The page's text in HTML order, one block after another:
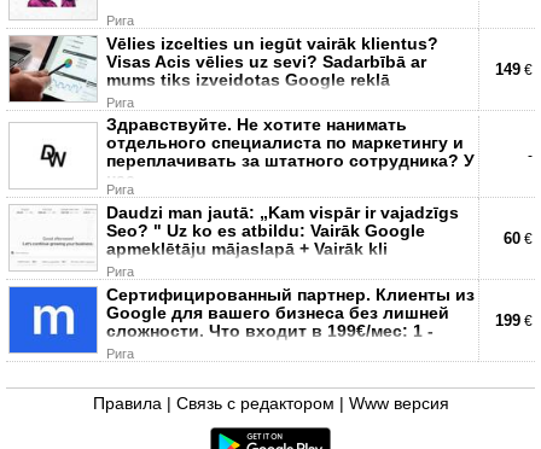
Рига
Vēlies izcelties un iegūt vairāk klientus?
Visas Acis vēlies uz sevi? Sadarbībā ar
mums tiks izveidotas Google reklā
Рига
149 €
Здравствуйте. Не хотите нанимать
отдельного специалиста по маркетингу и
переплачивать за штатного сотрудника? У
нас
Рига
-
Daudzi man jautā: „Kam vispār ir vajadzīgs
Seo? " Uz ko es atbildu: Vairāk Google
apmeklētāju mājaslapā + Vairāk kli
Рига
60 €
Сертифицированный партнер. Клиенты из
Google для вашего бизнеса без лишней
сложности. Что входит в 199€/мес: 1 -
Рига
199 €
Правила Связь с редактором Www версия